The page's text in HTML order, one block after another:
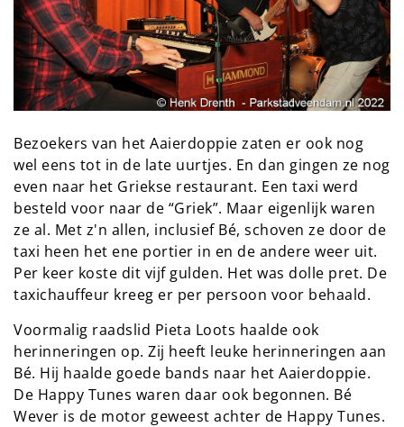
Bezoekers van het Aaierdoppie zaten er ook nog
wel eens tot in de late uurtjes. En dan gingen ze nog
even naar het Griekse restaurant. Een taxi werd
besteld voor naar de “Griek”. Maar eigenlijk waren
ze al. Met z'n allen, inclusief Bé, schoven ze door de
taxi heen het ene portier in en de andere weer uit.
Per keer koste dit vijf gulden. Het was dolle pret. De
taxichauffeur kreeg er per persoon voor behaald.
Voormalig raadslid Pieta Loots haalde ook
herinneringen op. Zij heeft leuke herinneringen aan
Bé. Hij haalde goede bands naar het Aaierdoppie.
De Happy Tunes waren daar ook begonnen. Bé
Wever is de motor geweest achter de Happy Tunes.